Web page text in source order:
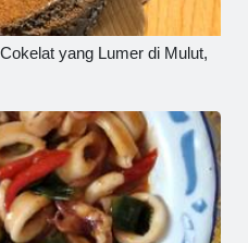
yang Lumer di Mulut,